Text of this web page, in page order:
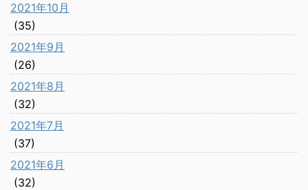
2021年10月
(35)
2021年9月
(26)
2021年8月
(32)
2021年7月
(37)
2021年6月
(32)